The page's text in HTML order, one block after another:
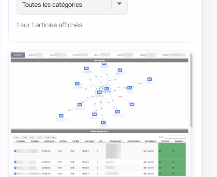
Toutes les catégories
1 sur 1 articles affichés.